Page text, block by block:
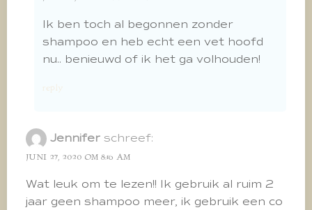
Ik ben toch al begonnen zonder
shampoo en heb echt een vet hoofd
nu.. benieuwd of ik het ga volhouden!
reply
Jennifer schreef:
JUNI 27, 2020 OM 8:16 AM
Wat leuk om te lezen!! Ik gebruik al ruim 2
jaar geen shampoo meer, ik gebruik een co